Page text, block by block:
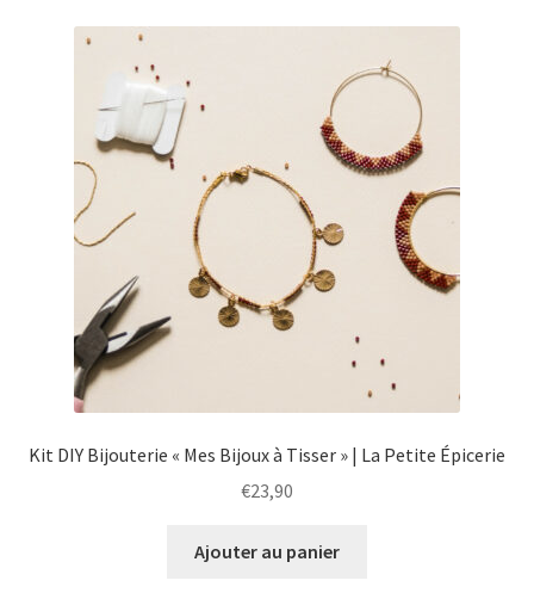
Kit DIY Bijouterie « Mes Bijoux à Tisser » | La Petite Épicerie
€23,90
Ajouter au panier